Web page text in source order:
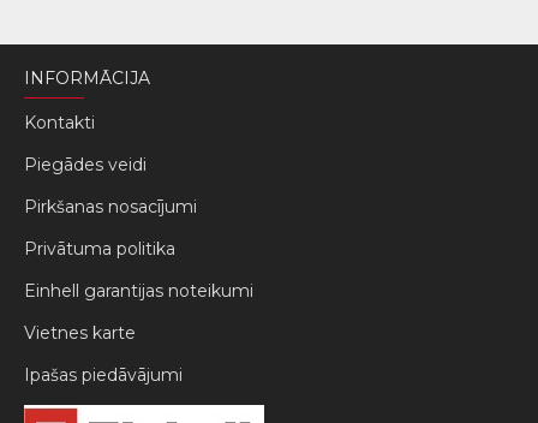
INFORMĀCIJA
Kontakti
Piegādes veidi
Pirkšanas nosacījumi
Privātuma politika
Einhell garantijas noteikumi
Vietnes karte
Ipašas piedāvājumi